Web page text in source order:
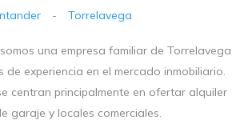
- Torrelavega
una empresa familiar de Torrelavega
de experiencia en el mercado inmobiliario.
centran principalmente en ofertar alquiler
garaje y locales comerciales.